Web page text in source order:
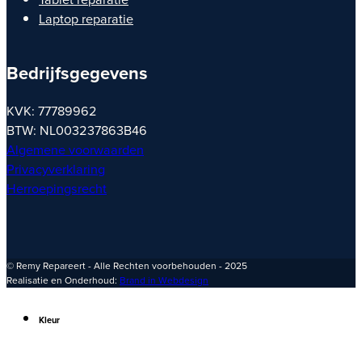
Laptop reparatie
Bedrijfsgegevens
KVK: 77789962
BTW: NL003237863B46
Algemene voorwaarden
Privacyverklaring
Herroepingsrecht
© Remy Repareert - Alle Rechten voorbehouden - 2025
Realisatie en Onderhoud: Brand in Webdesign
Kleur